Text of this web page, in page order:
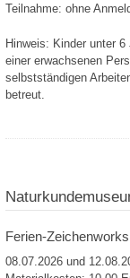
Teilnahme: ohne
Hinweis: Kinder unter
einer erwachsenen
selbstständigen
betreut.
Ferien-
08.07.2026 und